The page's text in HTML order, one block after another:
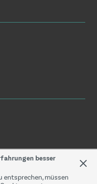
besser
entsprechen, müssen